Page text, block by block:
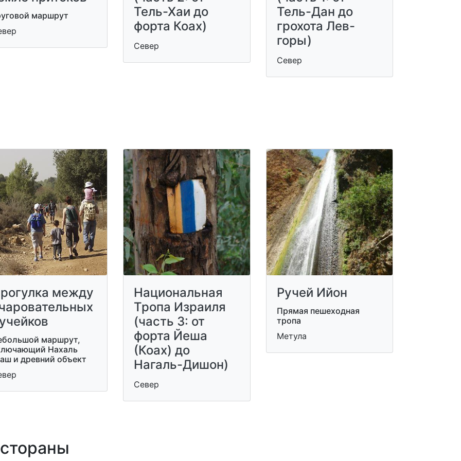
маршрут
Тель-Хаи до
форта Коах)
Север
Тель-Дан до
грохота Лев-
горы)
Север
между
маршрут,
Нахаль
и древний объект
Национальная
Тропа Израиля
(часть 3: от
форта Йеша
(Коах) до
Нагаль-Дишон)
Север
Ручей Ийон
Прямая пешеходная
тропа
Метула